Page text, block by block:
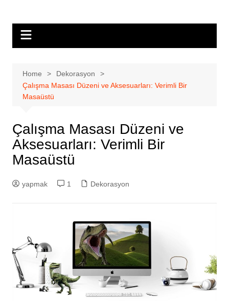
Home
Dekorasyon
Çalışma Masası Düzeni ve Aksesuarları: Verimli Bir
Masaüstü
Çalışma Masası Düzeni ve
Aksesuarları: Verimli Bir
Masaüstü
yapmak 1 Dekorasyon